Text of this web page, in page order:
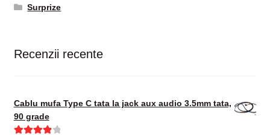
Surprize
Recenzii recente
Cablu mufa Type C tata la jack aux audio 3.5mm tata,
90 grade